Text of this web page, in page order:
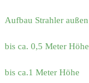
Aufbau Strahler außen
bis ca. 0,5 Meter Höhe
bis ca.1 Meter Höhe